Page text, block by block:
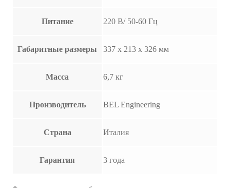
Питание 220 В/ 50-60 Гц
Габаритные размеры 337 х 213 х 326 мм
Масса 6,7 кг
Производитель BEL Engineering
Страна Италия
Гарантия 3 года